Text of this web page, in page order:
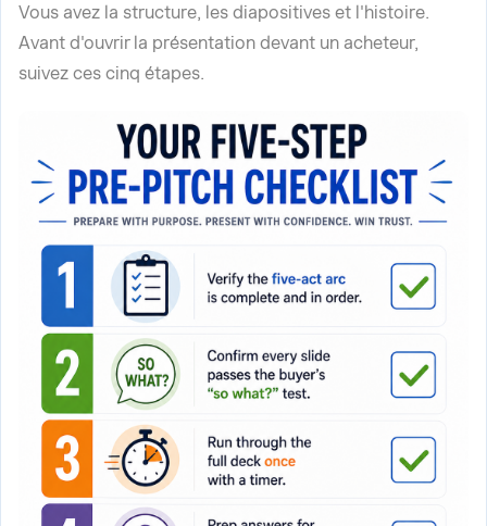
Vous avez la structure, les diapositives et l'histoire.
Avant d'ouvrir la présentation devant un acheteur,
suivez ces cinq étapes.